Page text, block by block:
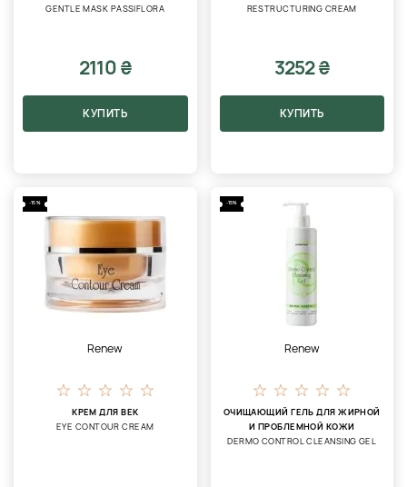
GENTLE MASK PASSIFLORA
2110 ₴
КУПИТЬ
RESTRUCTURING CREAM
3252 ₴
КУПИТЬ
-15%
Renew
КРЕМ ДЛЯ ВЕК
EYE CONTOUR CREAM
-15%
Renew
ОЧИЩАЮЩИЙ ГЕЛЬ ДЛЯ ЖИРНОЙ
И ПРОБЛЕМНОЙ КОЖИ
DERMO CONTROL CLEANSING GEL